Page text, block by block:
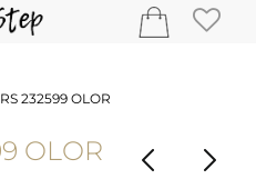
232599 OLOR
OLOR